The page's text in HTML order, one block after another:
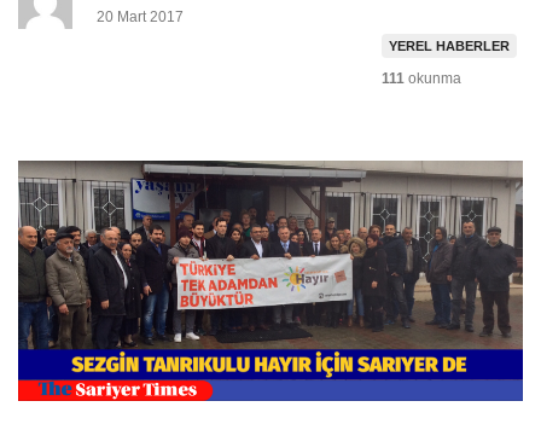
20 Mart 2017
YEREL HABERLER
111 okunma